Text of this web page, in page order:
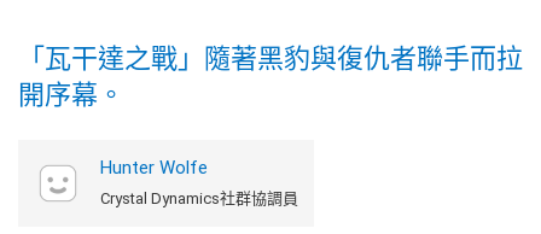
「瓦干達之戰」隨著黑豹與復仇者聯手而拉
開序幕。
Hunter Wolfe
Crystal Dynamics社群協調員